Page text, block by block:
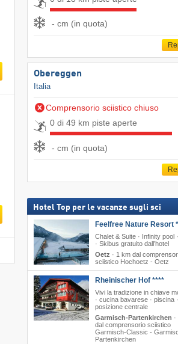
- cm (in quota)
Obereggen
Italia
Comprensorio sciistico chiuso
0 di 49 km piste aperte
- cm (in quota)
Hotel Top per le vacanze sugli sci
Feelfree Nature Resort
Chalet & Suite · Infinity pool
· Skibus gratuito dall’hotel
Oetz · 1 km dal
sciistico Hochoetz - Oetz
Rheinischer Hof ****
Vivi la tradizione in chiave
· cucina bavarese · piscina ·
posizione centrale
Garmisch-Partenkirchen ·
dal comprensorio sciistico
Garmisch-Classic -
Partenkirchen